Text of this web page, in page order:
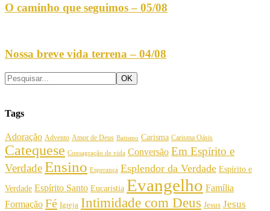
O caminho que seguimos – 05/08
Nossa breve vida terrena – 04/08
Tags
Adoração Advento Amor de Deus Batismo Carisma Carisma Oásis
Catequese Consagração de vida Conversão Em Espírito e
VerdadeEnsino Esperança Esplendor da Verdade Espírito e
Verdade Espírito Santo Eucaristia Evangelho Família
Formação Fé Igreja Intimidade com Deus Jesus Jesus